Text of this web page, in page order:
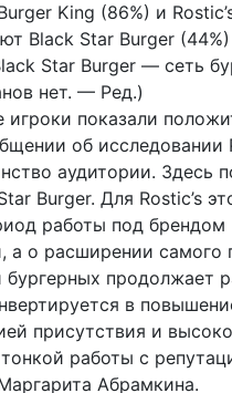
King (86%) и
Black Star Burger
Star Burger — сеть
нет. — Ред.)
игроки показали
об
аудитории. Здесь
Burger. Для Rostic’s
работы под брендом
а о расширении самого
продолжает
в
присутствия и
работы с
Абрамкина.